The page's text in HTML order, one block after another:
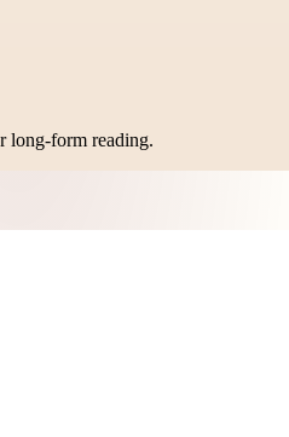
long-form reading.